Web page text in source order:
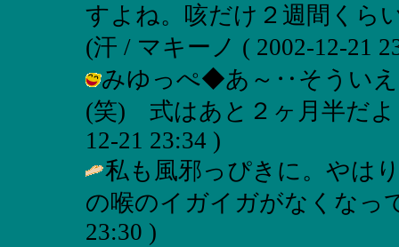
すよね。咳だけ２週間くら
(汗 / マキーノ ( 2002-12-21
みゆっぺ◆あ～‥そういえ
(笑) 式はあと２ヶ月半だ
12-21 23:34 )
私も風邪っぴきに。やは
の喉のイガイガがなくなっ
23:30 )